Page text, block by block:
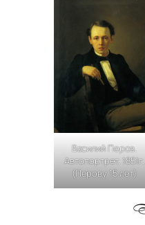
Василий Перов.
Автопортрет. 1851г.
(Перову 15 лет)